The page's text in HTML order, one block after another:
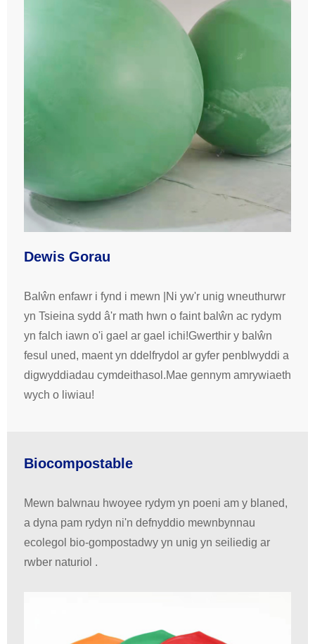
Dewis Gorau
Balŵn enfawr i fynd i mewn |Ni yw'r unig wneuthurwr
yn Tsieina sydd â'r math hwn o faint balŵn ac rydym
yn falch iawn o'i gael ar gael ichi!Gwerthir y balŵn
fesul uned, maent yn ddelfrydol ar gyfer penblwyddi a
digwyddiadau cymdeithasol.Mae gennym amrywiaeth
wych o liwiau!
Biocompostable
Mewn balwnau hwoyee rydym yn poeni am y blaned,
a dyna pam rydyn ni'n defnyddio mewnbynnau
ecolegol bio-gompostadwy yn unig yn seiliedig ar
rwber naturiol .